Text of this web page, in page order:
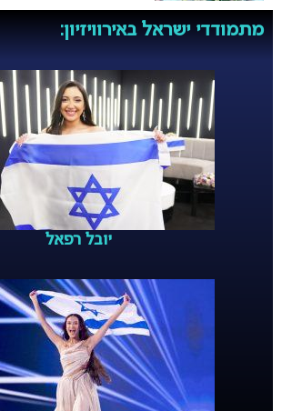
מתמודדי ישראל באירוויזיון:
יובל רפאל